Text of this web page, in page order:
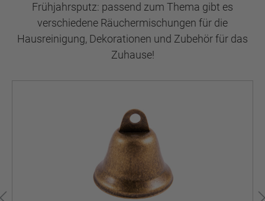
Frühjahrsputz: passend zum Thema gibt es
verschiedene Räuchermischungen für die
Hausreinigung, Dekorationen und Zubehör für das
Zuhause!